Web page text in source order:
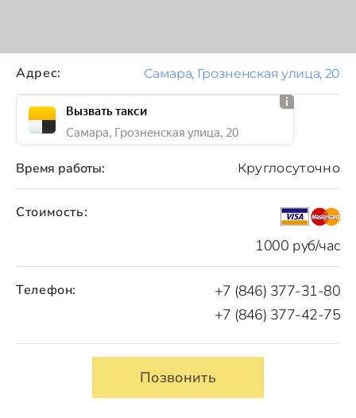
Стоимость:
1000 руб/час
Время работы: Круглосуточно
Телефон:
+7 (846) 377-31-80
+7 (846) 377-42-75
Позвонить
Адрес: Самара, Грозненская улица, 20
Вызвать такси
Самара, Грозненская улица, 20